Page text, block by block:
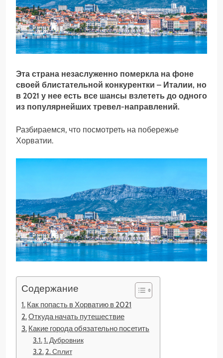
Эта страна незаслуженно померкла на фоне
своей блистательной конкурентки – Италии, но
в 2021 у нее есть все шансы взлететь до одного
из популярнейших тревел-направлений.
Разбираемся, что посмотреть на побережье
Хорватии.
Содержание
Как попасть в Хорватию в 2021
Откуда начать путешествие
Какие города обязательно посетить
1. Дубровник
2. Сплит